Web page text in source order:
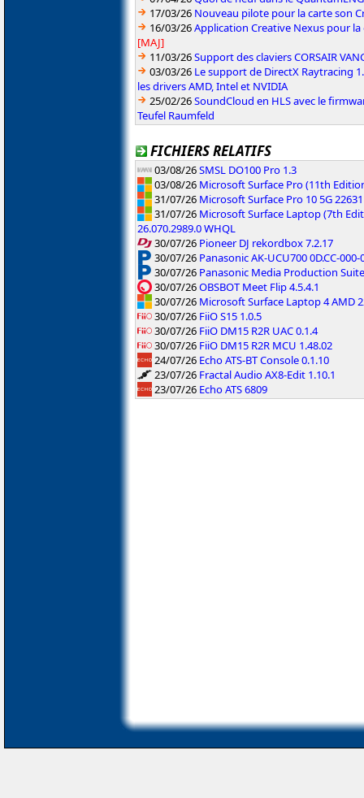
17/03/26 Nouveau pilote pour la carte son
16/03/26Application Creative Nexus pour
[MAJ]
11/03/26Support des claviers CORSAIR
03/03/26 Le support de DirectX Raytracing
les drivers AMD, Intel et NVIDIA
25/02/26SoundCloud en HLS avec le
Teufel Raumfeld
FICHIERS RELATIFS
03/08/26SMSL DO100 Pro 1.3
03/08/26 Microsoft Surface Pro (11th
31/07/26 Microsoft Surface Pro 10 5G
31/07/26 Microsoft Surface Laptop (7th
26.070.2989.0 WHQL
30/07/26 Pioneer DJ rekordbox 7.2.17
30/07/26 Panasonic AK-UCU700 0D.CC-
30/07/26 Panasonic Media Production
30/07/26OBSBOT Meet Flip 4.5.4.1
30/07/26 Microsoft Surface Laptop 4 AMD
30/07/26 FiiO S15 1.0.5
30/07/26 FiiO DM15 R2R UAC 0.1.4
30/07/26 FiiO DM15 R2R MCU 1.48.02
24/07/26 Echo ATS-BT Console 0.1.10
23/07/26 Fractal Audio AX8-Edit 1.10.1
23/07/26 Echo ATS 6809